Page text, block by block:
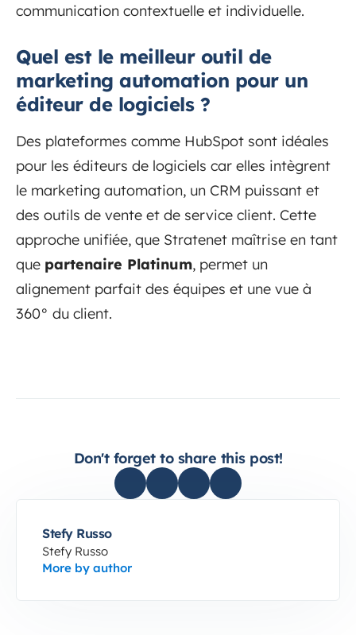
communication contextuelle et individuelle.
Quel est le meilleur outil de
marketing automation pour un
éditeur de logiciels ?
Des plateformes comme HubSpot sont idéales
pour les éditeurs de logiciels car elles intègrent
le marketing automation, un CRM puissant et
des outils de vente et de service client. Cette
approche unifiée, que Stratenet maîtrise en tant
que partenaire Platinum, permet un
alignement parfait des équipes et une vue à
360° du client.
Don't forget to share this post!
Stefy Russo
Stefy Russo
More by author